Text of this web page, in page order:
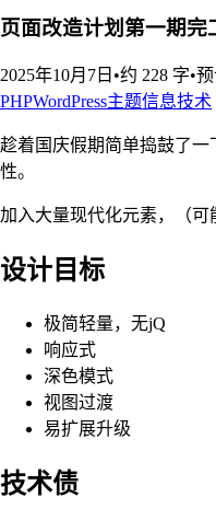
页面改造计划第一期完
2025年10月7日 •约 228 字•
PHPWordPress主题信息技术
趁着国庆假期简单捣鼓了
性。
加入大量现代化元素，（可
设计目标
极简轻量，无jQ
响应式
深色模式
视图过渡
易扩展升级
技术债